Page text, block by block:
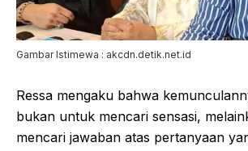
Gambar Istimewa : akcdn.detik.net.id
Ressa mengaku bahwa
bukan untuk mencari sensasi,
mencari jawaban atas pertanyaan